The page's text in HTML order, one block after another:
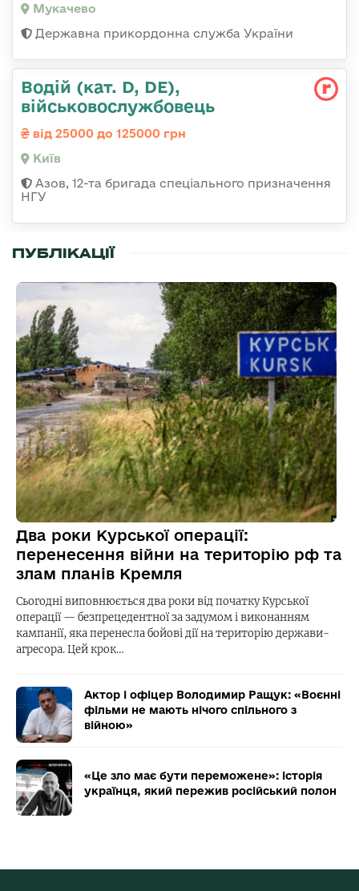
Мукачево
Державна прикордонна служба України
Водій (кат. D, DE),
військовослужбовець
від 25000 до 125000 грн
Київ
Азов, 12-та бригада спеціального призначення
НГУ
ПУБЛІКАЦІЇ
Два роки Курської операції:
перенесення війни на територію рф та
злам планів Кремля
Сьогодні виповнюється два роки від початку Курської
операції — безпрецедентної за задумом і виконанням
кампанії, яка перенесла бойові дії на територію держави-
агресора. Цей крок…
Актор і офіцер Володимир Ращук: «Воєнні
фільми не мають нічого спільного з
війною»
«Це зло має бути переможене»: історія
українця, який пережив російський полон